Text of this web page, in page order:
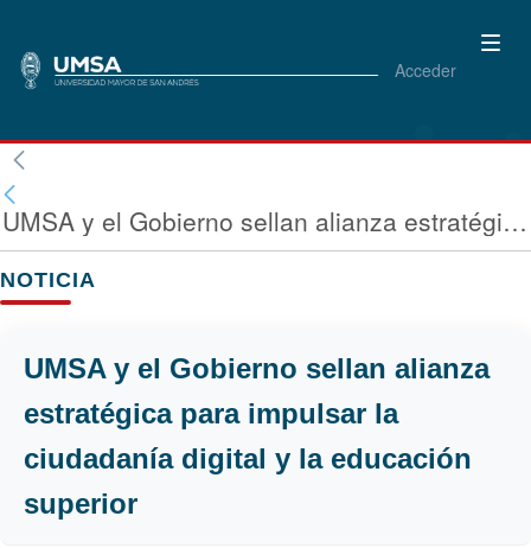
Acceder
UMSA y el Gobierno sellan alianza estratégica para impulsar la ciudadanía digital y la educación superior
NOTICIA
UMSA y el Gobierno sellan alianza
estratégica para impulsar la
ciudadanía digital y la educación
superior